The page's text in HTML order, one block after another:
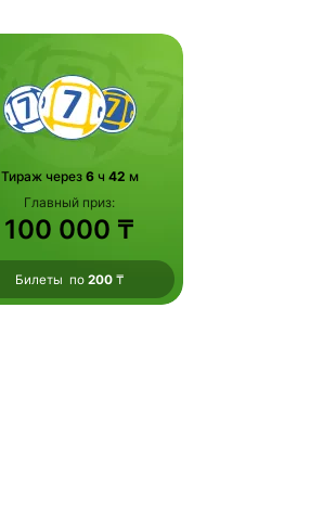
Тираж через 6ч 42 м
Главный приз:
100 000 ₸
Билеты по 200₸